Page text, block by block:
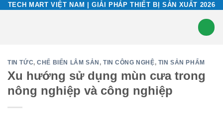
SkipTECH MART VIỆT NAM | GIẢI PHÁP THIẾT BỊ SẢN XUẤT 2026
TIN TỨC, CHẾ BIẾN LÂM SẢN, TIN CÔNG NGHỆ, TIN SẢN PHẨM
Xu hướng sử dụng mùn cưa trong nông
nghiệp và công nghiệp